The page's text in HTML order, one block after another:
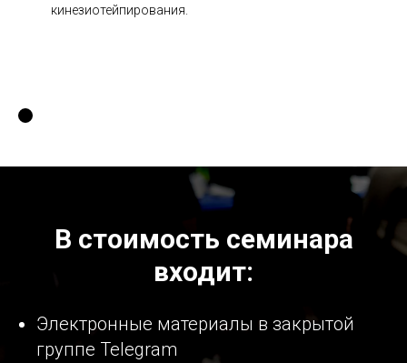
кинезиотейпирования.
В стоимость семинара
входит:
Электронные материалы в закрытой
группе Telegram